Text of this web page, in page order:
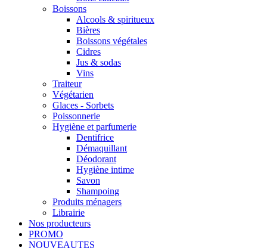
Boissons
Alcools & spiritueux
Bières
Boissons végétales
Cidres
Jus & sodas
Vins
Traiteur
Végétarien
Glaces - Sorbets
Poissonnerie
Hygiène et parfumerie
Dentifrice
Démaquillant
Déodorant
Hygiène intime
Savon
Shampoing
Produits ménagers
Librairie
Nos producteurs
PROMO
NOUVEAUTES